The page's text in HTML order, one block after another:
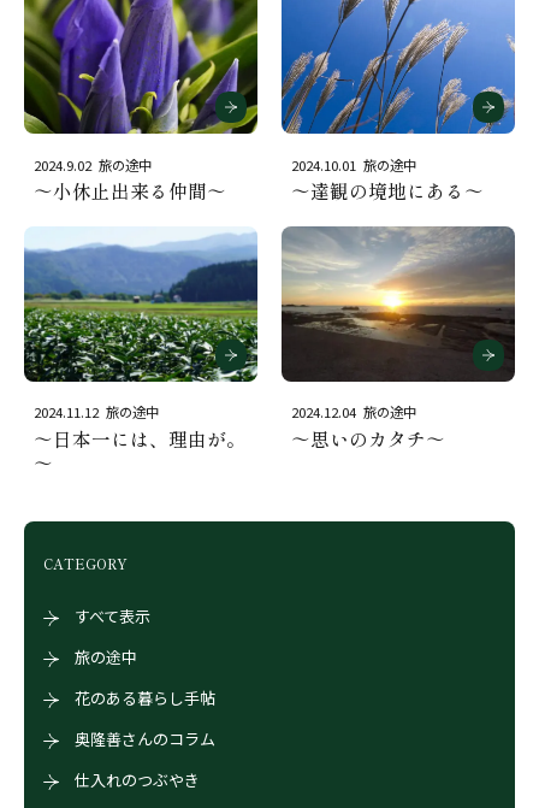
2024.9.02 旅の途中
～小休止出来る仲間～
2024.10.01 旅の途中
～達観の境地にある～
2024.11.12 旅の途中
～日本一には、理由が。
～
2024.12.04 旅の途中
～思いのカタチ～
CATEGORY
すべて表示
旅の途中
花のある暮らし手帖
奥隆善さんのコラム
仕入れのつぶやき